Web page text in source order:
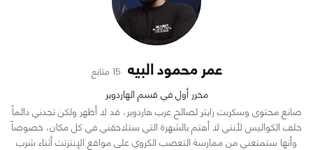
عمر محمود البيه 15 متابع
محرر أول في قسم الهاردوير
صانع محتوى وسكربت رايتر لصالح عرب هاردوير، قد لا أظهر ولكن تجدني دائماً
خلف الكواليس لأنني لا أهتم بالشهرة التي ستلاحقني في كل مكان، خصوصاً
وأنها ستمنعني من ممارسة التعصب الكروي على مواقع الإنترنت أثناء شرب